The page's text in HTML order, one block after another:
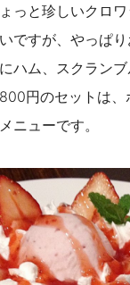
っと珍しいクロ
ですが、やっぱ
ハム、スクランブ
円のセットは、
ニューです。